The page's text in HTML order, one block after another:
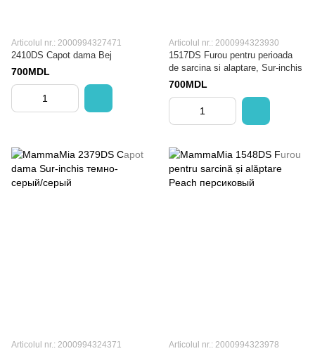
Articolul nr.: 2000994327471
2410DS Capot dama Bej
700MDL
Articolul nr.: 2000994323930
1517DS Furou pentru perioada
de sarcina si alaptare, Sur-inchis
700MDL
Articolul nr.: 2000994324371 Articolul nr.: 2000994323978